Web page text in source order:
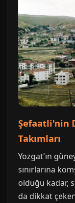
Şefaatli'nin
Takımları
Yozgat'ın
sınırlarına
olduğu kadar,
da dikkat